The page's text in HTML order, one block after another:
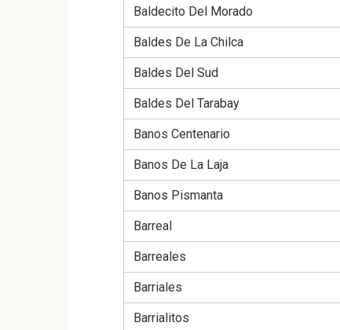
Baldecito Del Morado
Baldes De La Chilca
Baldes Del Sud
Baldes Del Tarabay
Banos Centenario
Banos De La Laja
Banos Pismanta
Barreal
Barreales
Barriales
Barrialitos